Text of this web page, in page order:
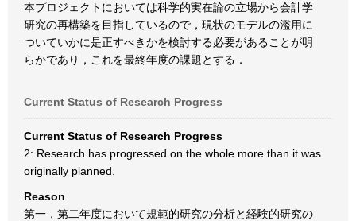
本プロジェクトにおいては科学的実在論の立場から会計学
研究の再構築を目指しているので，現状のモデルの濫用に
ついていかに是正すべきかを検討する必要があることが明
らかであり，これを最終年度の課題とする．
Current Status of Research Progress
Current Status of Research Progress
2: Research has progressed on the whole more than it was
originally planned.
Reason
第一，第二年度において規範的研究の分析と経験的研究の